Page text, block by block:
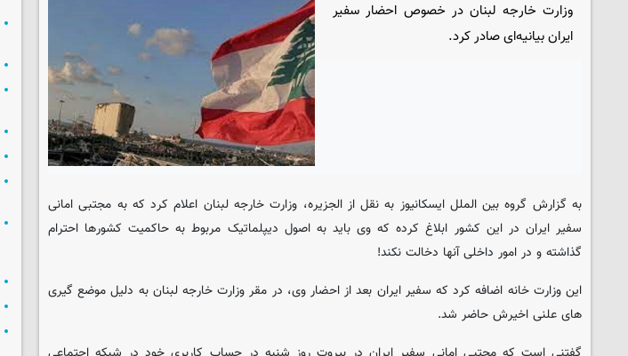
وزارت خارجه لبنان در خصوص احضار سفیر
ایران بیانیه‌ای صادر کرد.
به گزارش گروه بین المللایسکانیوز به نقل از الجزیره، وزارت خارجه لبنان اعلام کرد که به مجتبی امانی
سفیر ایران در این کشور ابلاغ کرده که وی باید به اصول دیپلماتیک مربوط به حاکمیت کشورها احترام
گذاشته و در امور داخلی آنها دخالت نکند!
این وزارت خانه اضافه کرد که سفیر ایران بعد از احضار وی، در مقر وزارت خارجه لبنان به دلیل موضع گیری
های علنی اخیرش حاضر شد.